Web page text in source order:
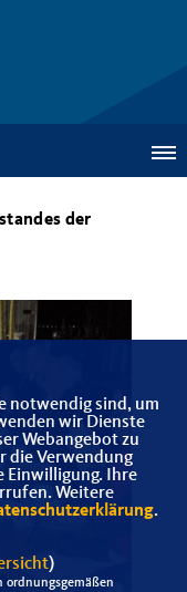
der
notwendig sind, um
wir Dienste
Webangebot zu
die Verwendung
Einwilligung. Ihre
Weitere
.
)
ordnungsgemäßen